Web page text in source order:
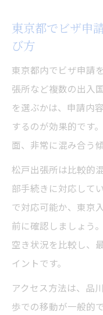
東京都でビザ申
び方
東京都内でビザ申請
張所など複数の出入
を選ぶかは、申請内
するのが効果的です
面、非常に混み合う
松戸出張所は比較的
部手続きに対応して
で対応可能か、東京
前に確認しましょう
空き状況を比較し、
イントです。
アクセス方法は、品
歩での移動が一般的